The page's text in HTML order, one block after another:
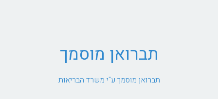
תברואן מוסמך
תברואן מוסמך ע"י משרד הבריאות